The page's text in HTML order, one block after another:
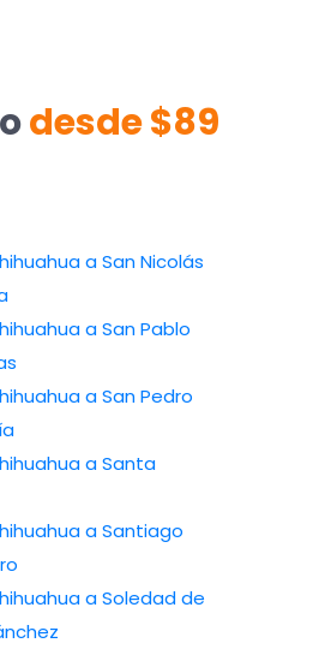
desde $89
a San Nicolás
a San Pablo
a San Pedro
a Santa
a Santiago
a Soledad de